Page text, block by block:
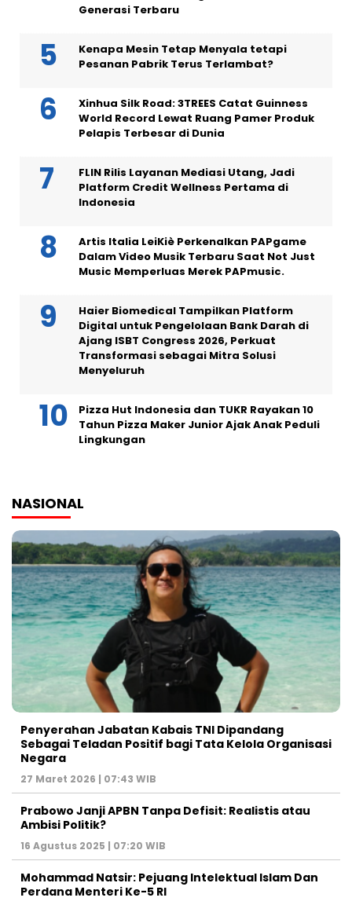
Generasi Terbaru
Kenapa Mesin Tetap Menyala tetapi
Pesanan Pabrik Terus Terlambat?
Xinhua Silk Road: 3TREES Catat Guinness
World Record Lewat Ruang Pamer Produk
Pelapis Terbesar di Dunia
FLIN Rilis Layanan Mediasi Utang, Jadi
Platform Credit Wellness Pertama di
Indonesia
Artis Italia LeiKiè Perkenalkan PAPgame
Dalam Video Musik Terbaru Saat Not Just
Music Memperluas Merek PAPmusic.
Haier Biomedical Tampilkan Platform
Digital untuk Pengelolaan Bank Darah di
Ajang ISBT Congress 2026, Perkuat
Transformasi sebagai Mitra Solusi
Menyeluruh
Pizza Hut Indonesia dan TUKR Rayakan 10
Tahun Pizza Maker Junior Ajak Anak Peduli
Lingkungan
NASIONAL
Penyerahan Jabatan Kabais TNI Dipandang
Sebagai Teladan Positif bagi Tata Kelola Organisasi
Negara
27 Maret 2026 | 07:43 WIB
Prabowo Janji APBN Tanpa Defisit: Realistis atau
Ambisi Politik?
16 Agustus 2025 | 07:20 WIB
Mohammad Natsir: Pejuang Intelektual Islam Dan
Perdana Menteri Ke-5 RI